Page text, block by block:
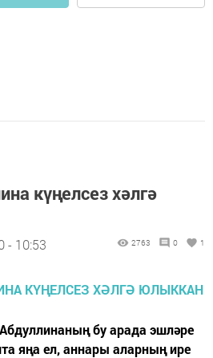
күңелсез хәлгә
- 10:53 2763 0 1
бу арада эшләре
яңа ел, аннары аларның ире